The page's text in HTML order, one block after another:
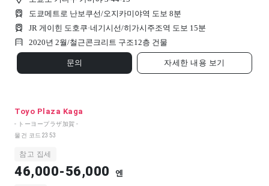
도쿄메트로 난보쿠선/오지카미야역 도보 8분
JR 게이힌 도호쿠·네기시선/히가시주조역 도보 15분
2020년 2월/철근콘크리트 구조12층 건물
문의 자세한 내용 보기
Toyo Plaza Kaga
- トーヨープラザ加賀 -
물건 코드 2353
참고 집세
46,000-56,000 엔